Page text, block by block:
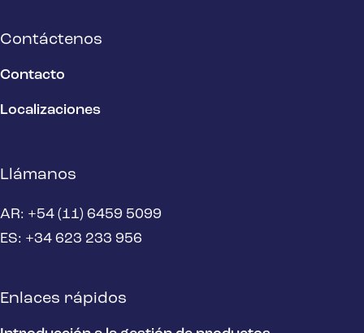
Contáctenos
Contacto
Localizaciones
Llámanos
AR: +54 (11) 6459 5099
ES: +34 623 233 956
Enlaces rápidos